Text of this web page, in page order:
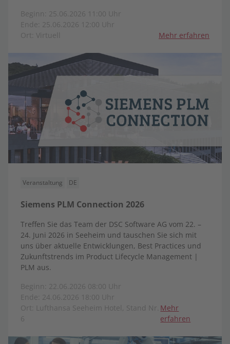
Beginn: 25.06.2026 11:00 Uhr
Ende: 25.06.2026 12:00 Uhr
Ort: Virtuell
Mehr erfahren
Veranstaltung DE
Siemens PLM Connection 2026
Treffen Sie das Team der DSC Software AG vom 22. –
24. Juni 2026 in Seeheim und tauschen Sie sich mit
uns über aktuelle Entwicklungen, Best Practices und
Zukunftstrends im Product Lifecycle Management |
PLM aus.
Beginn: 22.06.2026 08:00 Uhr
Ende: 24.06.2026 18:00 Uhr
Ort: Lufthansa Seeheim Hotel, Stand Nr.
6
Mehr
erfahren